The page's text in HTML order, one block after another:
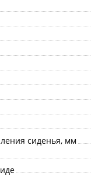
сиденья, мм